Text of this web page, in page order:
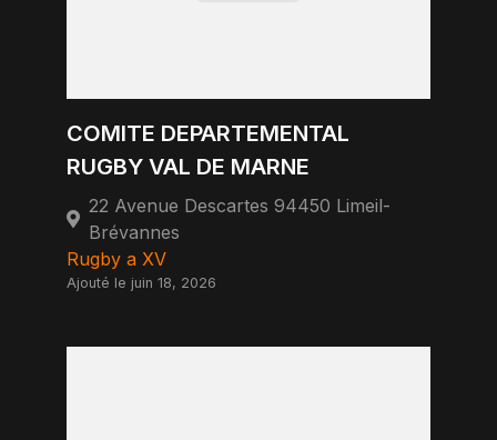
COMITE DEPARTEMENTAL
RUGBY VAL DE MARNE
22 Avenue Descartes 94450 Limeil-
Brévannes
Rugby a XV
Ajouté le juin 18, 2026